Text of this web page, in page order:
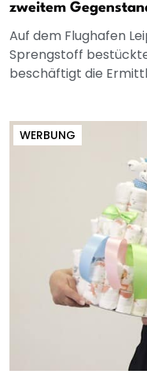
zweitem
Auf dem Flughafen
Sprengstoff
beschäftigt die
WERBUNG